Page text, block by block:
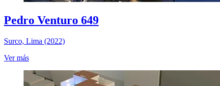
Pedro Venturo 649
Surco, Lima (2022)
Ver más